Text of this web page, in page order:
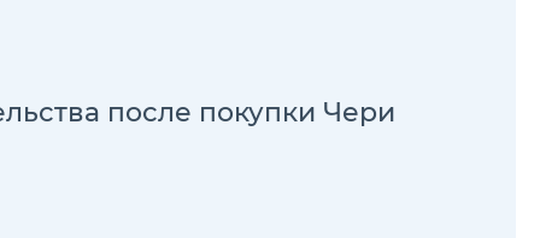
после покупки Чери